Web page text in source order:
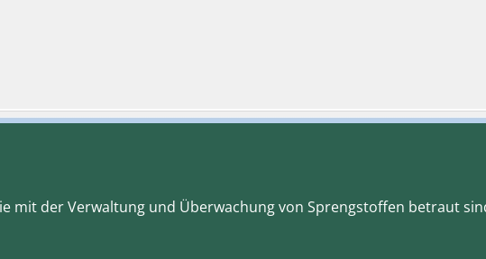
mit der Verwaltung und Überwachung von Sprengstoffen betraut